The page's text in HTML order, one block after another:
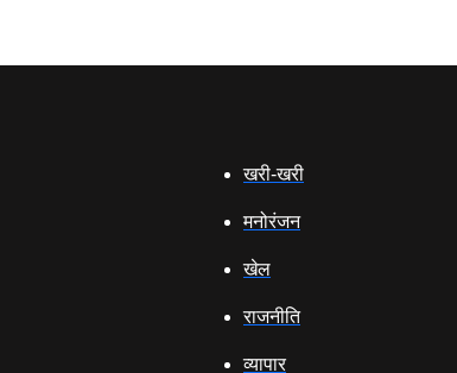
खरी-खरी
मनोरंजन
खेल
राजनीति
व्‍यापार